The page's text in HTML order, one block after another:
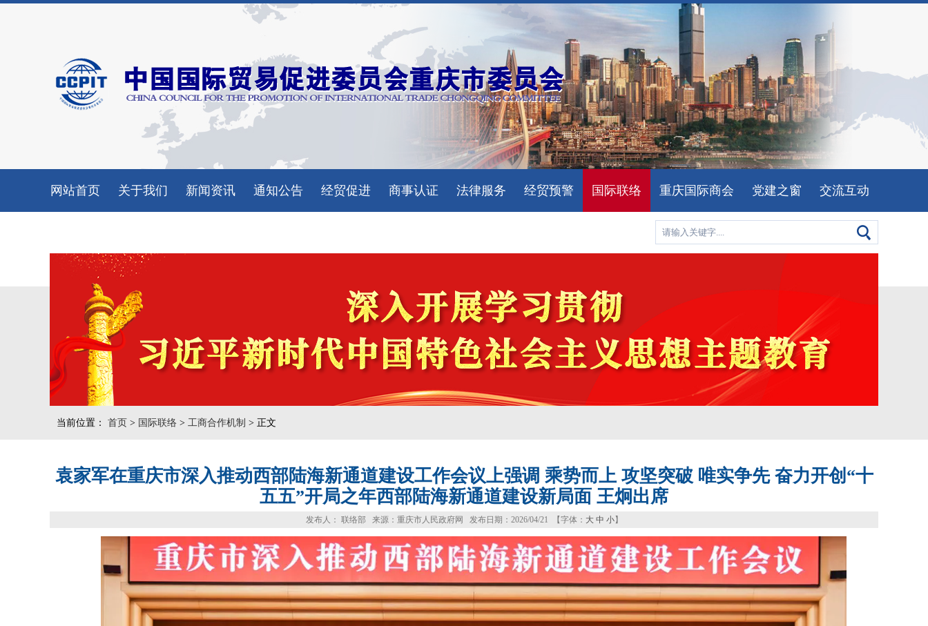
网站首页 关于我们 新闻资讯 通知公告 经贸促进 商事认证 法律服务 经贸预警 国际联络 重庆国际商会 党建之窗 交流互动
当前位置： 首页 > 国际联络 > 工商合作机制 > 正文
袁家军在重庆市深入推动西部陆海新通道建设工作会议上强调 乘势而上 攻坚突破 唯实争先 奋力开创“十
五五”开局之年西部陆海新通道建设新局面 王炯出席
发布人： 联络部 来源：重庆市人民政府网 发布日期：2026/04/21 【字体： 大 中 小】